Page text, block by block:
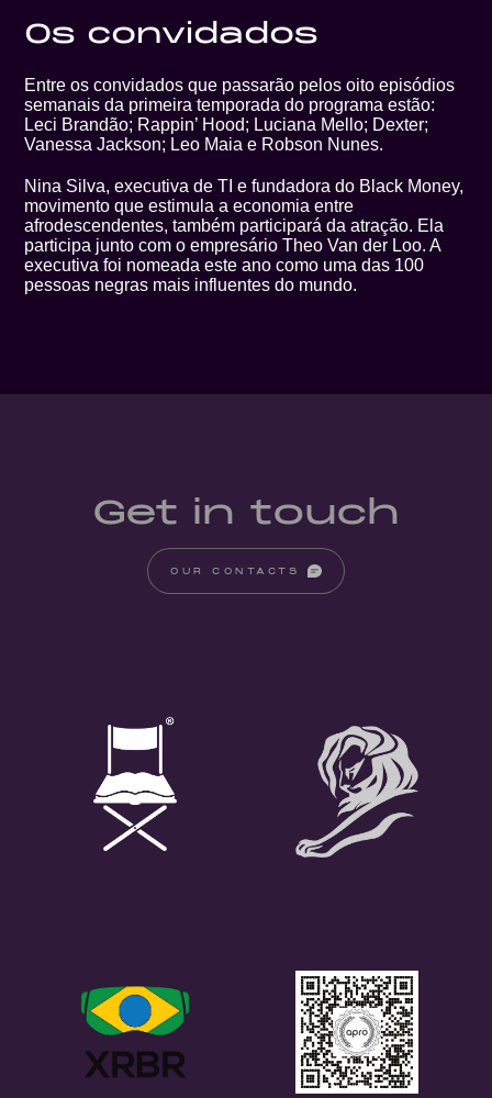
Os convidados
Entre os convidados que passarão pelos oito episódios
semanais da primeira temporada do programa estão:
Leci Brandão; Rappin’ Hood; Luciana Mello; Dexter;
Vanessa Jackson; Leo Maia e Robson Nunes.
Nina Silva, executiva de TI e fundadora do Black Money,
movimento que estimula a economia entre
afrodescendentes, também participará da atração. Ela
participa junto com o empresário Theo Van der Loo. A
executiva foi nomeada este ano como uma das 100
pessoas negras mais influentes do mundo.
Get in touch
OUR CONTACTS